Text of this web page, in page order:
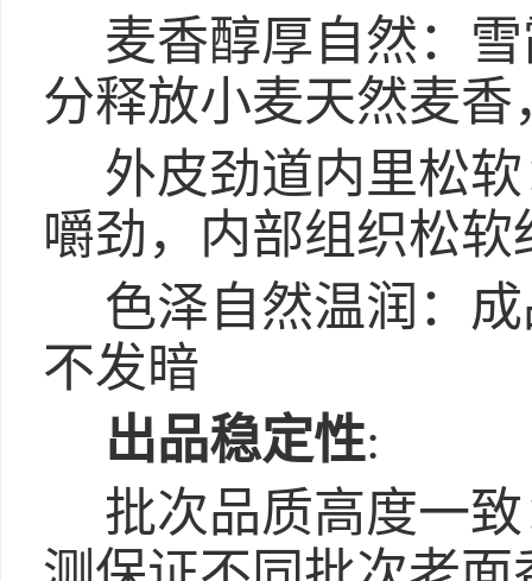
麦香醇厚自然：
分释放小麦天然麦
外皮劲道内里松
嚼劲，内部组织松软
色泽自然温润：
不发暗
出品稳定性:
批次品质高度一